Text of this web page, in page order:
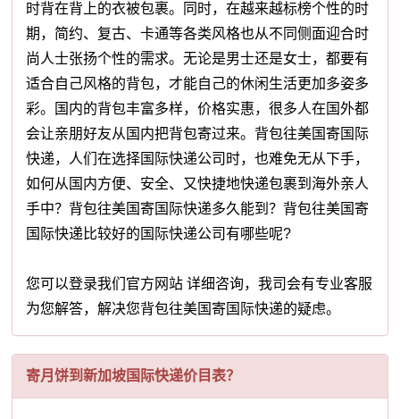
时背在背上的衣被包裹。同时，在越来越标榜个性的时
期，简约、复古、卡通等各类风格也从不同侧面迎合时
尚人士张扬个性的需求。无论是男士还是女士，都要有
适合自己风格的背包，才能自己的休闲生活更加多姿多
彩。国内的背包丰富多样，价格实惠，很多人在国外都
会让亲朋好友从国内把背包寄过来。背包往美国寄国际
快递，人们在选择国际快递公司时，也难免无从下手，
如何从国内方便、安全、又快捷地快递包裹到海外亲人
手中？背包往美国寄国际快递多久能到？背包往美国寄
国际快递比较好的国际快递公司有哪些呢?
您可以登录我们官方网站 详细咨询，我司会有专业客服
为您解答，解决您背包往美国寄国际快递的疑虑。
寄月饼到新加坡国际快递价目表？